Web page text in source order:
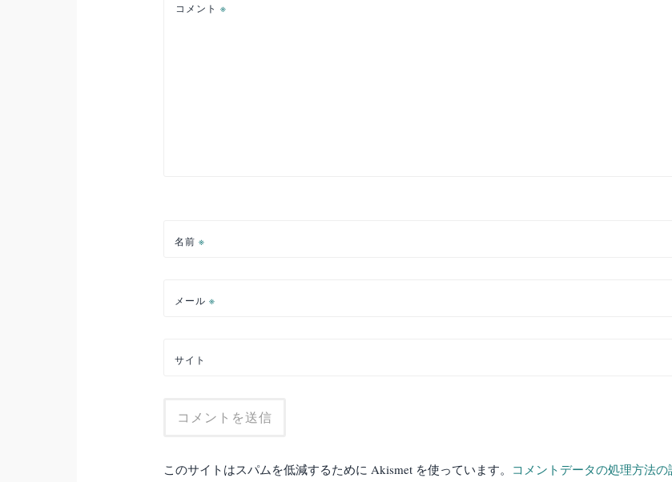
ー
コメント ※
名前 ※
メール ※
サイト
このサイトはスパムを低減するために Akismet を使っています。 コメントデータの処理方法の